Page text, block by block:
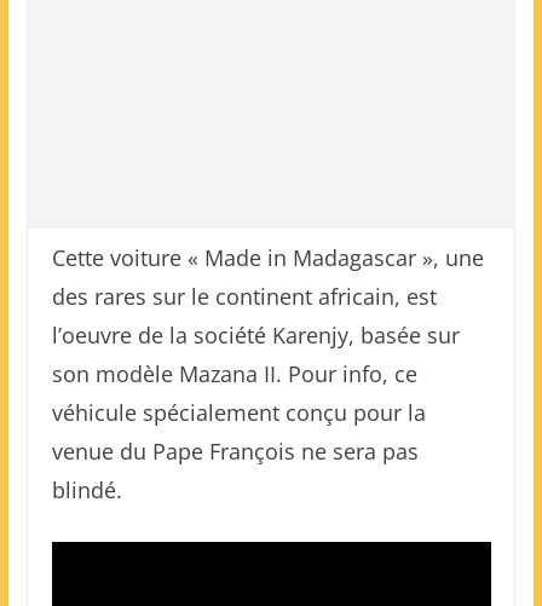
Cette voiture « Made in Madagascar », une
des rares sur le continent africain, est
l’oeuvre de la société Karenjy, basée sur
son modèle Mazana II. Pour info, ce
véhicule spécialement conçu pour la
venue du Pape François ne sera pas
blindé.